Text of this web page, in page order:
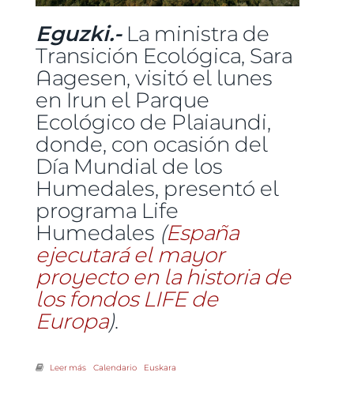
Eguzki.-La ministra de
Transición Ecológica, Sara
Aagesen, visitó el lunes
en Irun el Parque
Ecológico de Plaiaundi,
donde, con ocasión del
Día Mundial de los
Humedales, presentó el
programa Life
Humedales (España
ejecutará el mayor
proyecto en la historia de
los fondos LIFE de
Europa).
Leer mássobre Una lectura crítica de la visita de la ministra Aagesen a
Calendario Euskara